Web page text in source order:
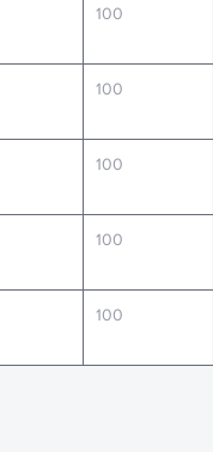
100
100
100
100
100